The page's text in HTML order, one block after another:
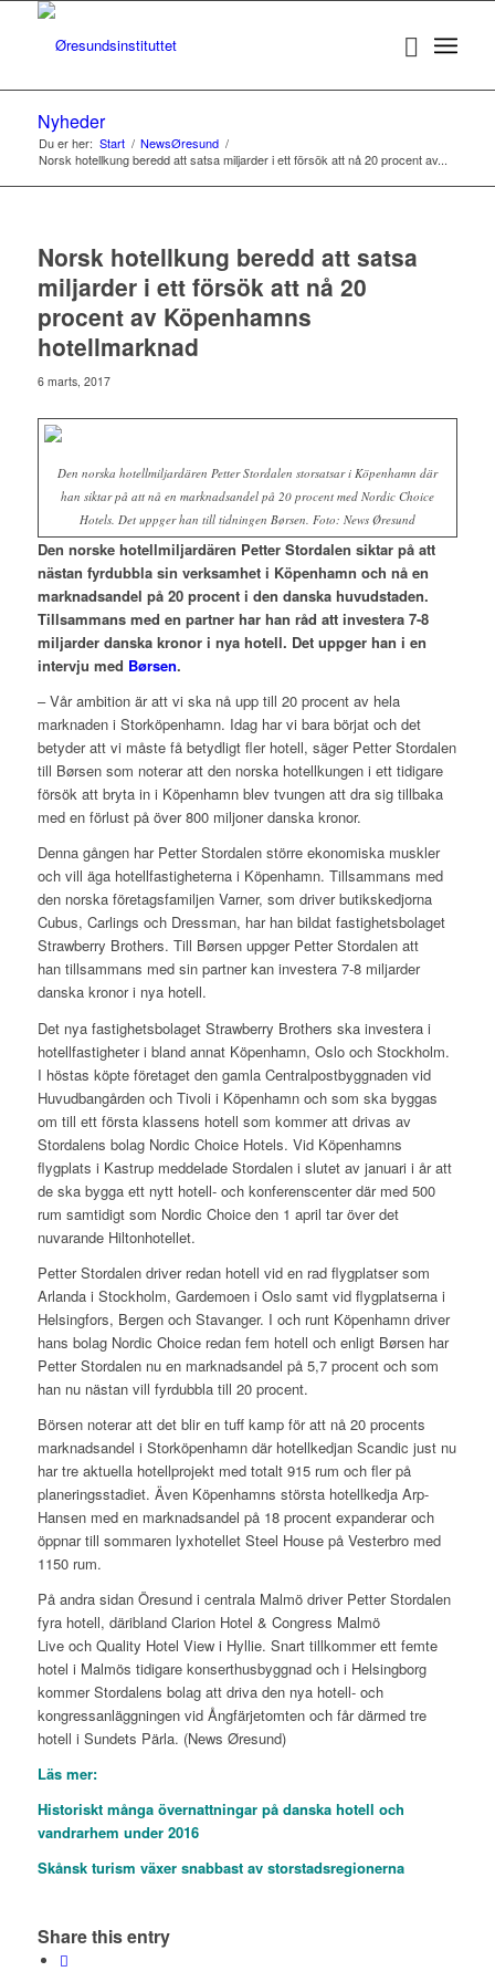
Nyheder
Du er her: Start / NewsØresund /
Norsk hotellkung beredd att satsa miljarder i ett försök att nå 20 procent av...
Norsk hotellkung beredd att satsa
miljarder i ett försök att nå 20
procent av Köpenhamns
hotellmarknad
6 marts, 2017
Den norska hotellmiljardären Petter Stordalen storsatsar i Köpenhamn där
han siktar på att nå en marknadsandel på 20 procent med Nordic Choice
Hotels. Det uppger han till tidningen Børsen. Foto: News Øresund
Den norske hotellmiljardären Petter Stordalen siktar på att
nästan fyrdubbla sin verksamhet i Köpenhamn och nå en
marknadsandel på 20 procent i den danska huvudstaden.
Tillsammans med en partner har han råd att investera 7-8
miljarder danska kronor i nya hotell. Det uppger han i en
intervju med Børsen.
– Vår ambition är att vi ska nå upp till 20 procent av hela
marknaden i Storköpenhamn. Idag har vi bara börjat och det
betyder att vi måste få betydligt fler hotell, säger Petter Stordalen
till Børsen som noterar att den norska hotellkungen i ett tidigare
försök att bryta in i Köpenhamn blev tvungen att dra sig tillbaka
med en förlust på över 800 miljoner danska kronor.
Denna gången har Petter Stordalen större ekonomiska muskler
och vill äga hotellfastigheterna i Köpenhamn. Tillsammans med
den norska företagsfamiljen Varner, som driver butikskedjorna
Cubus, Carlings och Dressman, har han bildat fastighetsbolaget
Strawberry Brothers. Till Børsen uppger Petter Stordalen att
han tillsammans med sin partner kan investera 7-8 miljarder
danska kronor i nya hotell.
Det nya fastighetsbolaget Strawberry Brothers ska investera i
hotellfastigheter i bland annat Köpenhamn, Oslo och Stockholm.
I höstas köpte företaget den gamla Centralpostbyggnaden vid
Huvudbangården och Tivoli i Köpenhamn och som ska byggas
om till ett första klassens hotell som kommer att drivas av
Stordalens bolag Nordic Choice Hotels. Vid Köpenhamns
flygplats i Kastrup meddelade Stordalen i slutet av januari i år att
de ska bygga ett nytt hotell- och konferenscenter där med 500
rum samtidigt som Nordic Choice den 1 april tar över det
nuvarande Hiltonhotellet.
Petter Stordalen driver redan hotell vid en rad flygplatser som
Arlanda i Stockholm, Gardemoen i Oslo samt vid flygplatserna i
Helsingfors, Bergen och Stavanger. I och runt Köpenhamn driver
hans bolag Nordic Choice redan fem hotell och enligt Børsen har
Petter Stordalen nu en marknadsandel på 5,7 procent och som
han nu nästan vill fyrdubbla till 20 procent.
Börsen noterar att det blir en tuff kamp för att nå 20 procents
marknadsandel i Storköpenhamn där hotellkedjan Scandic just nu
har tre aktuella hotellprojekt med totalt 915 rum och fler på
planeringsstadiet. Även Köpenhamns största hotellkedja Arp-
Hansen med en marknadsandel på 18 procent expanderar och
öppnar till sommaren lyxhotellet Steel House på Vesterbro med
1150 rum.
På andra sidan Öresund i centrala Malmö driver Petter Stordalen
fyra hotell, däribland Clarion Hotel & Congress Malmö
Live och Quality Hotel View i Hyllie. Snart tillkommer ett femte
hotel i Malmös tidigare konserthusbyggnad och i Helsingborg
kommer Stordalens bolag att driva den nya hotell- och
kongressanläggningen vid Ångfärjetomten och får därmed tre
hotell i Sundets Pärla. (News Øresund)
Läs mer:
Historiskt många övernattningar på danska hotell och
vandrarhem under 2016
Skånsk turism växer snabbast av storstadsregionerna
Share this entry